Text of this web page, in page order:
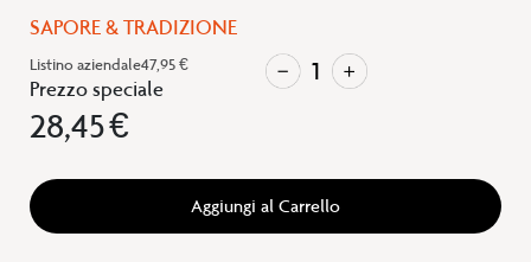
Listino aziendale47,95 €
Prezzo speciale
28,45 €
Aggiungi al Carrello
SAPORE & TRADIZIONE